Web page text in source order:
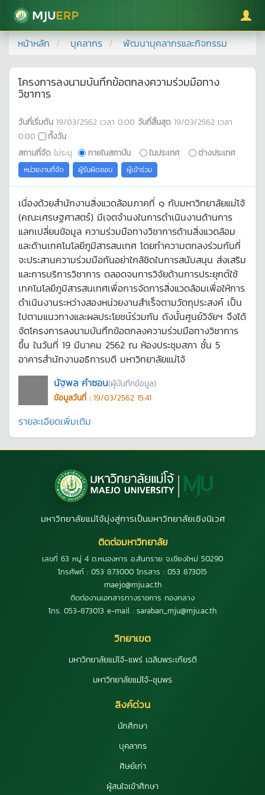
มหาวิทยาลัยแม่โจ้
หน้าหลัก บุคลากร พัฒนาบุคลากรและกิจกรรม
โครงการลงนามบันทึกข้อตกลงความร่วมมือทาง
วิชาการ
วันที่เริ่มต้น 19/03/2562 เวลา 0:00 วันที่สิ้นสุด 19/03/2562 เวลา
0:00
ทั้งวัน
สถานที่จัด ไม่ระบุ ภายในสถาบัน ในประเทศ ต่างประเทศ
หน่วยงานที่จัด ผู้รับผิดชอบ ผู้เข้าร่วม
เนื่องด้วยสำนักงานสิ่งแวดล้อมภาคที่ ๑ กับมหาวิทยาลัยแม่โจ้
(คณะเศรษฐศาสตร์) มีเจตจำนงในการดำเนินงานด้านการ
แลกเปลี่ยนข้อมูล ความร่วมมือทางวิชาการด้านสิ่งแวดล้อม
และด้านเทคโนโลยีภูมิสารสนเทศ โดยทำความตกลงร่วมกันที่
จะประสานความร่วมมือกันอย่าใกล้ชิดในการสนับสนุน ส่งเสริม
และการบริการวิชาการ ตลอดจนการวิจัยด้านการประยุกต์ใช้
เทคโนโลยีภูมิสารสนเทศเพื่อการจัดการสิ่งแวดล้อมเพื่อให้การ
ดำเนินงานระหว่างสองหน่วยงานสำเร็จตามวัตถุประสงค์ เป็น
ไปตามแนวทางและผลประโยชน์ร่วมกัน ดังนั้นศูนย์วิจัยฯ จึงได้
จัดโครงการลงนามบันทึกข้อตกลงความร่วมมือทางวิชาการ
ขึ้น ในวันที่ 19 มีนาคม 2562 ณ ห้องประชุมสภา ชั้น 5
อาคารสำนักงานอธิการบดี มหาวิทยาลัยแม่โจ้
นัฐพล คำซอน(ผู้บันทึกข้อมูล)
ข้อมูลวันที่ : 19/03/2562 15:41
รายละเอียดเพิ่มเติม
มหาวิทยาลัยแม่โจ้มุ่งสู่การเป็นมหาวิทยาลัยเชิงนิเวศ
ติดต่อมหาวิทยาลัย
เลขที่ 63 หมู่ 4 ต.หนองหาร อ.สันทราย จ.เชียงใหม่ 50290
โทรศัพท์ : 053 873000 โทรสาร : 053 873015
maejo@mju.ac.th
ติดต่องานเอกสารทางราชการ กองกลาง
โทร. 053-873013 e-mail : saraban_mju@mju.ac.th
วิทยาเขต
มหาวิทยาลัยแม่โจ้-แพร่ เฉลิมพระเกียรติ
มหาวิทยาลัยแม่โจ้-ชุมพร
ลิงค์ด่วน
นักศึกษา
บุคลากร
ศิษย์เก่า
ผู้สนใจเข้าศึกษา